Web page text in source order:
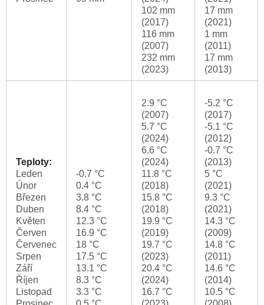
102 mm
(2017)
116 mm
(2007)
232 mm
(2023)
17 mm
(2021)
1 mm
(2011)
17 mm
(2013)
Teploty:
Leden
Únor
Březen
Duben
Květen
Červen
Červenec
Srpen
Září
Říjen
Listopad
-0.7 °C
0.4 °C
3.8 °C
8.4 °C
12.3 °C
16.9 °C
18 °C
17.5 °C
13.1 °C
8.3 °C
3.3 °C
2.9 °C
(2007)
5.7 °C
(2024)
6.6 °C
(2024)
11.8 °C
(2018)
15.8 °C
(2018)
19.9 °C
(2019)
19.7 °C
(2023)
20.4 °C
(2024)
16.7 °C
-5.2 °C
(2017)
-5.1 °C
(2012)
-0.7 °C
(2013)
5 °C
(2021)
9.3 °C
(2021)
14.3 °C
(2009)
14.8 °C
(2011)
14.6 °C
(2014)
10.5 °C